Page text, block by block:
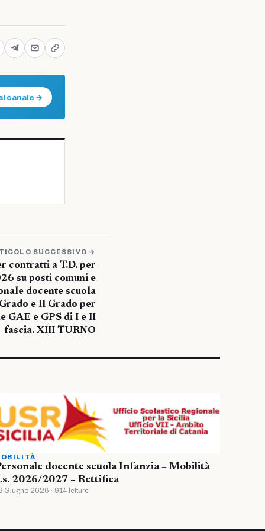
canale →
SUCCESSIVO →
contratti a T.D. per
su posti comuni e
docente scuola
e II Grado per
GAE e GPS di I e II
fascia. XIII TURNO
docente scuola Infanzia – Mobilità
2026/2027 – Rettifica
Giugno 2026 · 914 letture